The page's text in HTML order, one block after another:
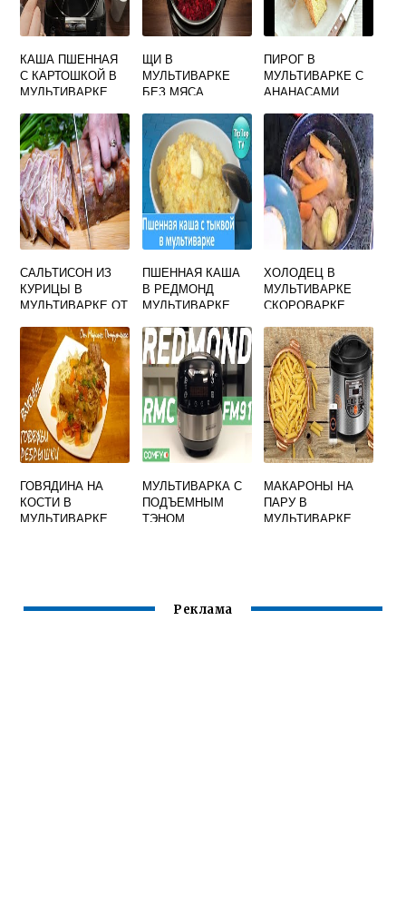
КАША ПШЕННАЯ
С КАРТОШКОЙ В
МУЛЬТИВАРКЕ
ЩИ В
МУЛЬТИВАРКЕ
БЕЗ МЯСА
ПИРОГ В
МУЛЬТИВАРКЕ С
АНАНАСАМИ
НЫМИ
САЛЬТИСОН ИЗ
КУРИЦЫ В
МУЛЬТИВАРКЕ ОТ
КАЛИНИНОЙ
ПШЕННАЯ КАША
В РЕДМОНД
МУЛЬТИВАРКЕ
ХОЛОДЕЦ В
МУЛЬТИВАРКЕ
СКОРОВАРКЕ
ГОВЯДИНА НА
КОСТИ В
МУЛЬТИВАРКЕ
МУЛЬТИВАРКА С
ПОДЪЕМНЫМ
ТЭНОМ
МАКАРОНЫ НА
ПАРУ В
МУЛЬТИВАРКЕ
Реклама